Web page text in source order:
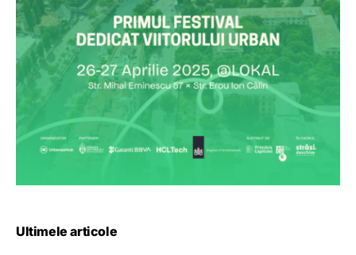
Ultimele articole